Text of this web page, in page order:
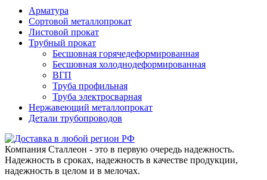
Арматура
Сортовой металлопрокат
Листовой прокат
Трубный прокат
Бесшовная горячедеформированная
Бесшовная холоднодеформированная
ВГП
Труба профильная
Труба электросварная
Нержавеющий металлопрокат
Детали трубопроводов
Компания Сталлеон - это в первую очередь надежность.
Надежность в сроках, надежность в качестве продукции,
надежность в целом и в мелочах.